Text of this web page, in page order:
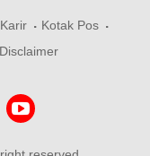
Karir
Kotak Pos
Disclaimer